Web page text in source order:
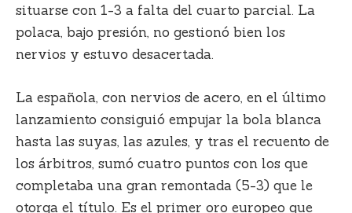
situarse con 1-3 a falta del cuarto parcial. La
polaca, bajo presión, no gestionó bien los
nervios y estuvo desacertada.
La española, con nervios de acero, en el último
lanzamiento consiguió empujar la bola blanca
hasta las suyas, las azules, y tras el recuento de
los árbitros, sumó cuatro puntos con los que
completaba una gran remontada (5-3) que le
otorga el título. Es el primer oro europeo que